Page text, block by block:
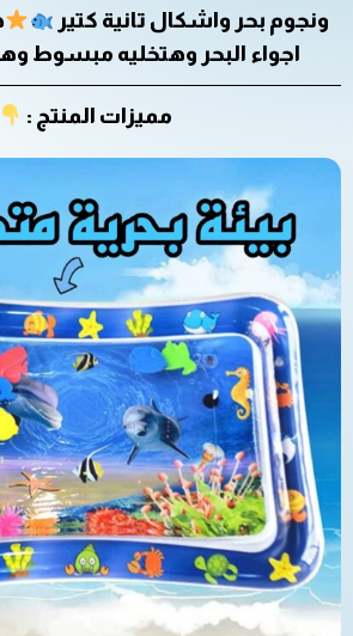
ونجوم بحر واشكال تانية كتير
اجواء البحر وهتخليه مبسوط
مميزات المنتج :